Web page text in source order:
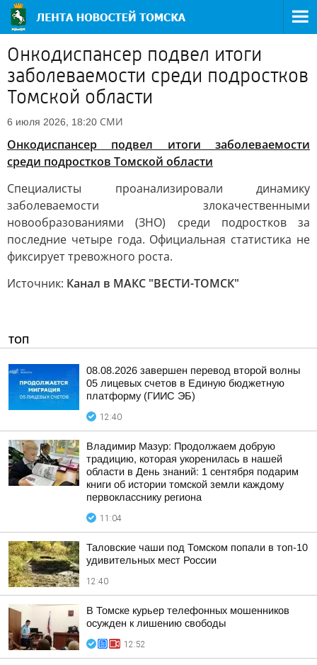
Онкодиспансер подвел итоги
заболеваемости среди подростков
Томской области
6 июля 2026, 18:20 СМИ
Онкодиспансер подвел итоги заболеваемости
среди подростков Томской области
Специалисты проанализировали динамику
заболеваемости злокачественными
новообразованиями (ЗНО) среди подростков за
последние четыре года. Официальная статистика не
фиксирует тревожного роста.
Источник: Канал в МАКС "ВЕСТИ-ТОМСК"
ТОП
08.08.2026 завершен перевод второй волны
05 лицевых счетов в Единую бюджетную
платформу (ГИИС ЭБ)
12:40
Владимир Мазур: Продолжаем добрую
традицию, которая укоренилась в нашей
области в День знаний: 1 сентября подарим
книги об истории томской земли каждому
первокласснику региона
11:04
Таловские чаши под Томском попали в топ-10
удивительных мест России
12:40
В Томске курьер телефонных мошенников
осужден к лишению свободы
12:52